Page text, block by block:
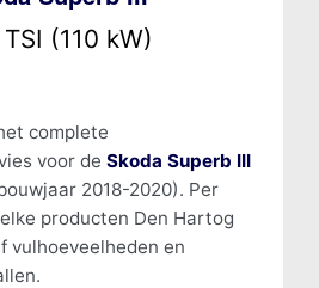
(110 kW)
complete
voor de Skoda Superb III
2018-2020). Per
producten Den Hartog
vulhoeveelheden en